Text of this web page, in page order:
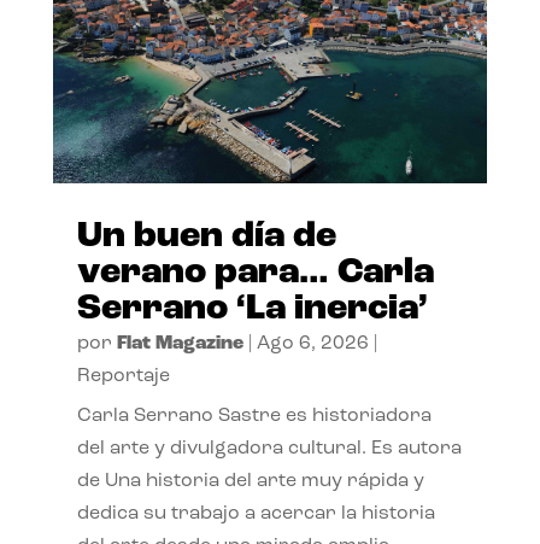
Un buen día de
verano para… Carla
Serrano ‘La inercia’
por Flat Magazine| Ago 6, 2026
Reportaje
Carla Serrano Sastre es historiadora
del arte y divulgadora cultural. Es autora
de Una historia del arte muy rápida y
dedica su trabajo a acercar la historia